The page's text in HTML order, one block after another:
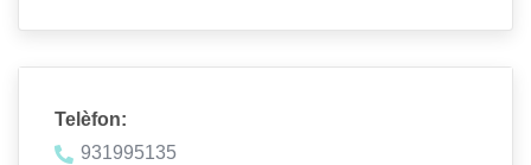
Telèfon:
931995135